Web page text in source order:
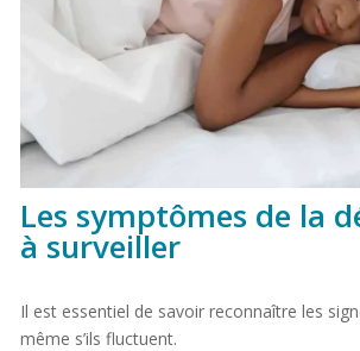
Les symptômes de la
à surveiller
Il est essentiel de savoir reconnaître les
même s’ils fluctuent.